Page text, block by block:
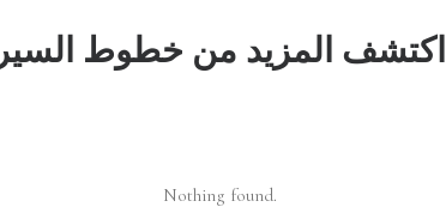
اكتشف المزيد من خطوط السير
Nothing found.